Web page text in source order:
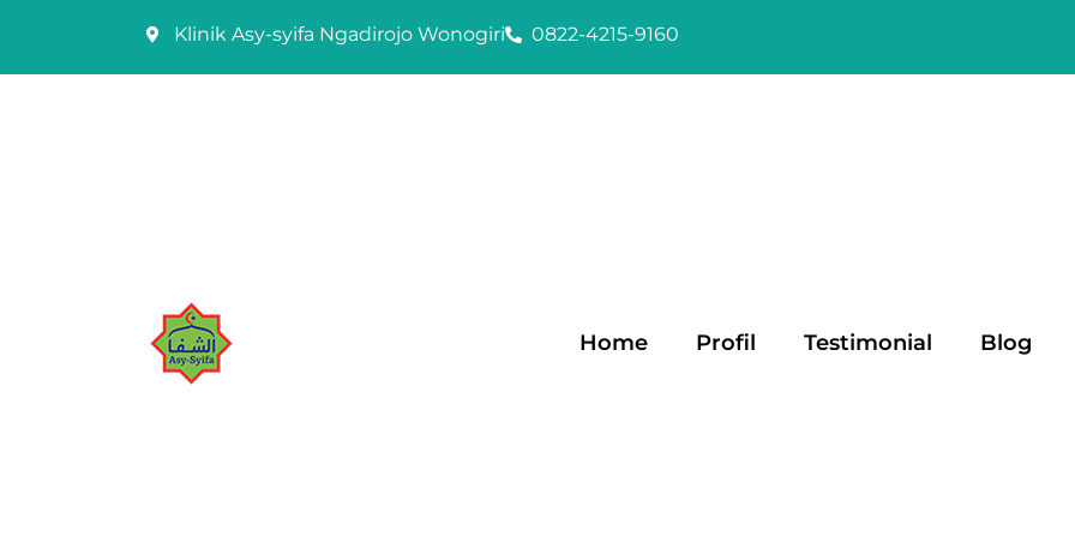
content
Klinik Asy-syifa Ngadirojo Wonogiri 0822-4215-9160
Home Profil Testimonial Blog